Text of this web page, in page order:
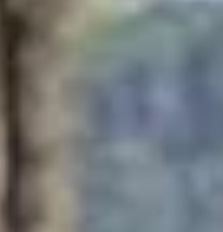
vin Corse
vin Languedoc
Provence